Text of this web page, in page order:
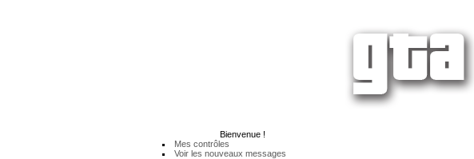
Bienvenue !
Mes contrôles
Voir les nouveaux messages